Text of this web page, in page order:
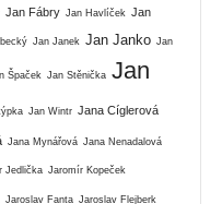
Jan Fábry Jan Havlíček Jan
Jan Janek Jan Janko Jan
Špaček Jan Stěnička Jan
Jan Wintr Jana Cíglerová
Jana Mynářová Jana Nenadalová
Jedlička Jaromír Kopeček
Jaroslav Fanta Jaroslav Flejberk